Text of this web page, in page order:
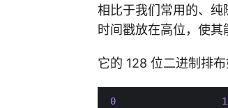
相比于我们常用的、
时间戳放在高位，使其
它的 128 位二进制排布
0 1